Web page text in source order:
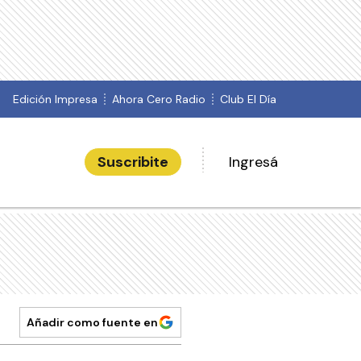
Edición Impresa Ahora Cero Radio Club El Día
Suscribite Ingresá
Añadir como fuente en